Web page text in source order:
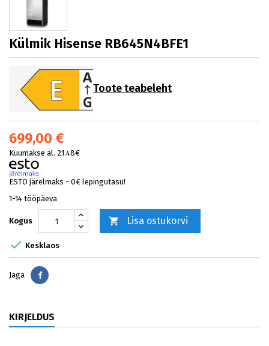
Külmik Hisense RB645N4BFE1
Toote teabeleht
699,00 €
Kuumakse al. 21.48€
ESTO järelmaks - 0€ lepingutasu!
1-14 tööpäeva
Kogus  Lisa ostukorvi
 Kesklaos
Jaga Jaga
KIRJELDUS